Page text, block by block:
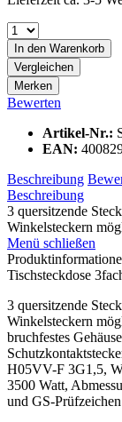
In den Warenkorb
Vergleichen
Merken
Bewerten
Artikel-Nr.:
EAN:
Beschreibung
Beschreibung
3 quersitzende
Winkelsteckern
Menü schließen
Tischsteckdose
3 quersitzende
Winkelsteckern
bruchfestes
H05VV-F 3G1,5,
3500 Watt,
und GS-Prüfzeichen